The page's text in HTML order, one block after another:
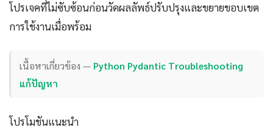
โปรเจคที่ไม่ซับซ้อนก่อนวัดผลลัพธ์ปรับปรุงและขยายขอบเขต
การใช้งานเมื่อพร้อม
เนื้อหาเกี่ยวข้อง — Python Pydantic Troubleshooting
แก้ปัญหา
โปรโมชันแนะนำ